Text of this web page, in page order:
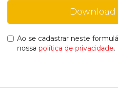
Ao se cadastrar neste
nossa política de privacidade.